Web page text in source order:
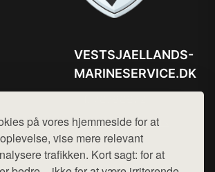
på vores hjemmeside for at
vise mere relevant
trafikken. Kort sagt: for at
VESTSJAELLANDS-
MARINESERVICE.DK
Mail:hej@want.dk
Cookie- og privatlivspolitik